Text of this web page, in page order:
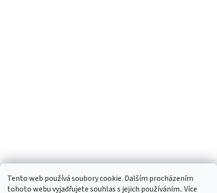
Tento web používá soubory cookie. Dalším procházením
tohoto webu vyjadřujete souhlas s jejich používáním.. Více